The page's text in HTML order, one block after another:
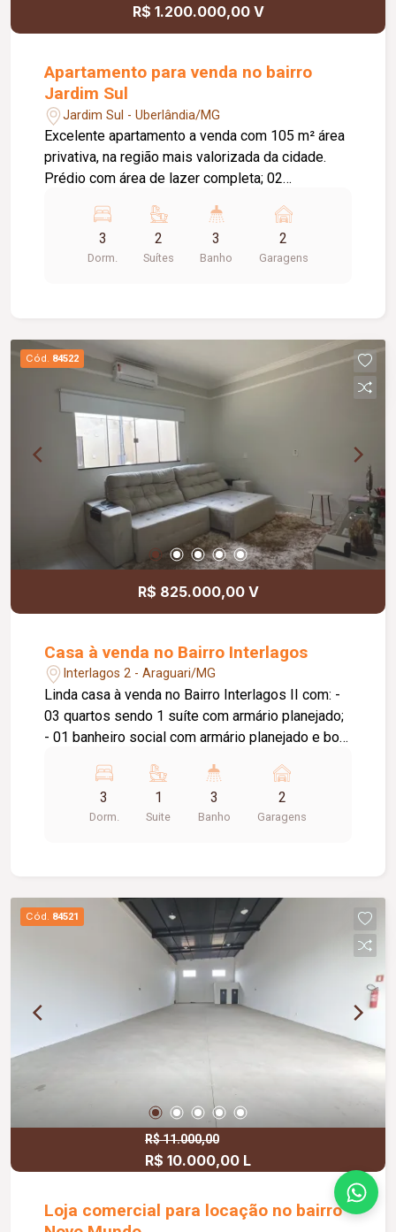
R$ 1.200.000,00 V
Apartamento para venda no bairro
Jardim Sul
Jardim Sul - Uberlândia/MG
Excelente apartamento a venda com 105 m² área
privativa, na região mais valorizada da cidade.
Prédio com área de lazer completa; 02
beach tennis; Academia; Salão de festa;
Apartamento: 03 quartos sendo 01 suíte e uma
semi-suíte; Sala ampla em dois ambientes;
deslumbrante; Planejados no quarto suíte, sala,
cozinha, lavanderia e banheiros. Agende uma
visita com um de nossos corretores!
3
Dorm.
2
Suítes
3
Banho
2
Garagens
Cód. 84522
R$ 825.000,00 V
Casa à venda no Bairro Interlagos
Interlagos 2 - Araguari/MG
Linda casa à venda no Bairro Interlagos II com: -
03 quartos sendo 1 suíte com armário planejado;
- 01 banheiro social com armário planejado e box
jantar; - 01 área de luz; - 01 cozinha planejada; -
01 área gourmet com churrasqueira, bancada, pia
e lavabo; - 01 lavanderia; - 01 despensa; - jardim;
3
Dorm.
1
Suite
3
Banho
2
Garagens
Cód. 84521
R$ 11.000,00
R$ 10.000,00 L
Loja comercial para locação no bairro